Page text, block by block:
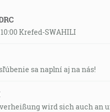
10:00 Krefed-SWAHILI
sa naplní aj na nás!
wird sich auch an